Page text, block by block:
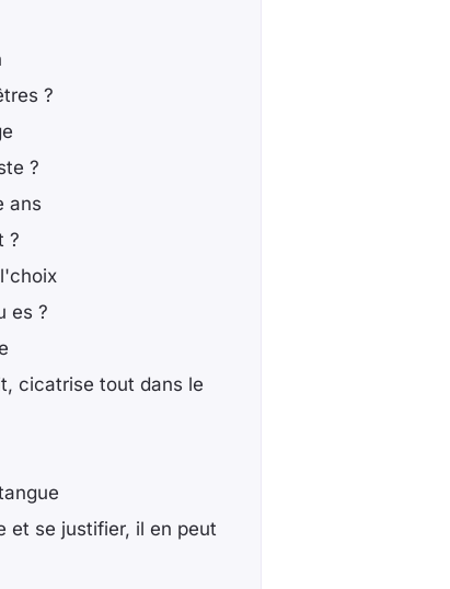
?
?
ans
?
es ?
cicatrise tout dans le
et se justifier, il en peut